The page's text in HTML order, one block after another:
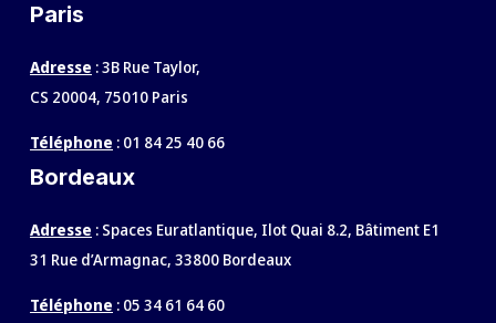
Paris
Adresse : 3B Rue Taylor,
CS 20004, 75010 Paris
Téléphone : 01 84 25 40 66
Bordeaux
Adresse : Spaces Euratlantique, Ilot Quai 8.2, Bâtiment E1
31 Rue d’Armagnac, 33800 Bordeaux
Téléphone : 05 34 61 64 60